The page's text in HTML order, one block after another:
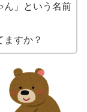
ん」という名前
すか？